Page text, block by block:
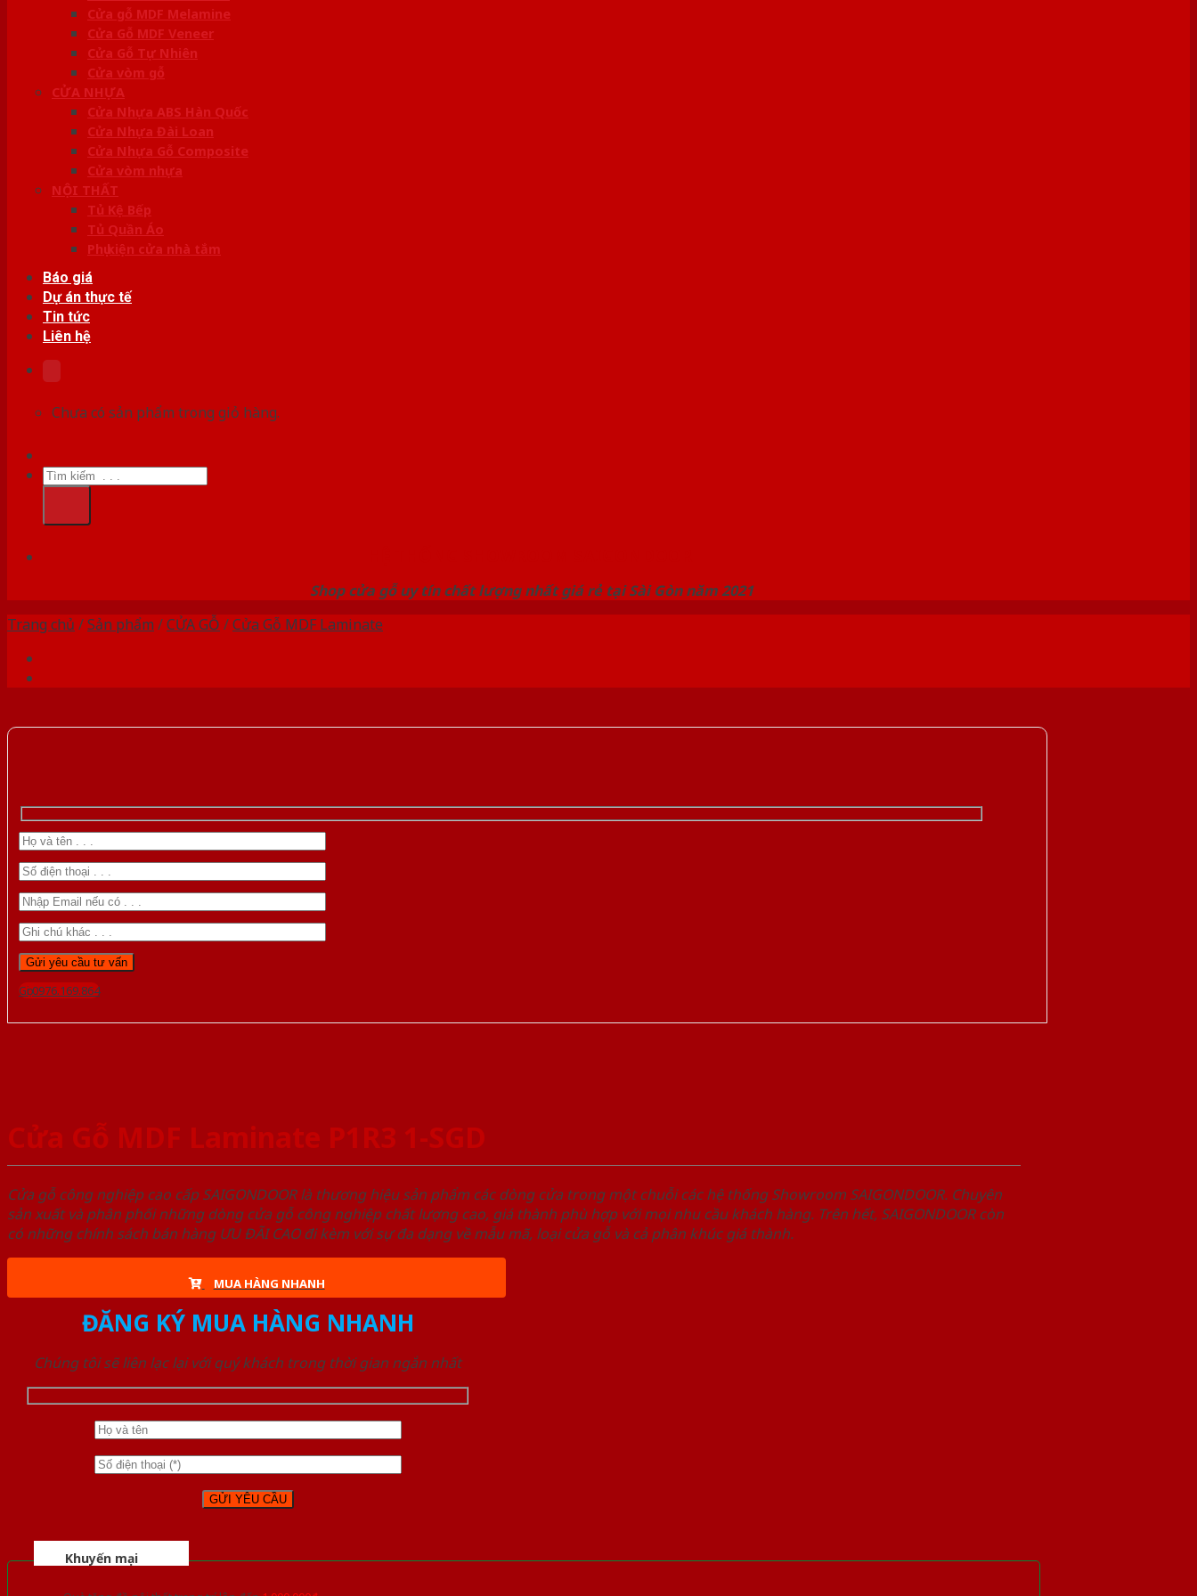
Cửa gỗ MDF Melamine
Cửa Gỗ MDF Veneer
Cửa Gỗ Tự Nhiên
Cửa vòm gỗ
CỬA NHỰA
Cửa Nhựa ABS Hàn Quốc
Cửa Nhựa Đài Loan
Cửa Nhựa Gỗ Composite
Cửa vòm nhựa
NỘI THẤT
Tủ Kệ Bếp
Tủ Quần Áo
Phụ kiện cửa nhà tắm
Báo giá
Dự án thực tế
Tin tức
Liên hệ
Chưa có sản phẩm trong giỏ hàng.
Tìm
kiếm:
Shop cửa gỗ uy tín chất lượng nhất giá rẻ tại Sài Gòn năm 2021
Trang chủ /Sản phẩm /CỬA GỖ /Cửa Gỗ MDF Laminate
Gọi 0976.169.864
Cửa Gỗ MDF Laminate P1R3 1-SGD
Cửa gỗ công nghiệp cao cấp SAIGONDOOR là thương hiệu sản phẩm các dòng cửa trong một chuỗi các hệ thống Showroom SAIGONDOOR. Chuyên
sản xuất và phân phối những dòng cửa gỗ công nghiệp chất lượng cao, giá thành phù hợp với mọi nhu cầu khách hàng. Trên hết, SAIGONDOOR còn
có những chính sách bán hàng ƯU ĐÃI CAO đi kèm với sự đa dạng về mẫu mã, loại cửa gỗ và cả phân khúc giá thành.
MUA HÀNG NHANH
ĐĂNG KÝ MUA HÀNG NHANH
Chúng tôi sẽ liên lạc lại với quý khách trong thời gian ngắn nhất
Khuyến mại